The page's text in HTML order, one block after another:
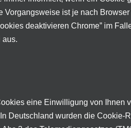
ist je nach
deaktivieren Chrome” im
aus.
eine Einwilligung von Ihnen
Deutschland wurden die Cookie-